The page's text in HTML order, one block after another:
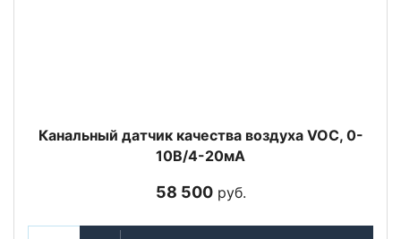
Канальный датчик качества воздуха VOC, 0-
10В/4-20мА
58 500руб.